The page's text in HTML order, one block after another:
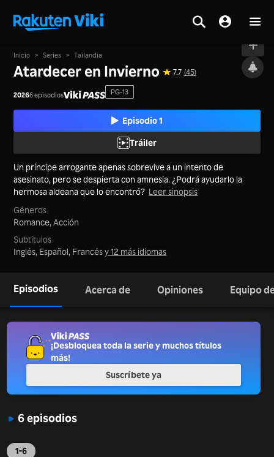
Al aire
Inicio > Series > Tailandia
Atardecer en Invierno 7.7 (45)
20266 episodios PG-13
Episodio 1
Tráiler
Un príncipe arrogante apenas sobrevive a un intento de
asesinato, pero se despierta con amnesia. ¿Podrá ayudarlo la
hermosa aldeana que lo encontró? Leer sinopsis
Géneros
Romance,Acción
Subtítulos
Inglés, Español, Francésy 12 más idiomas
Episodios Acerca de Opiniones Equipo
6 episodios
1-6
¡Desbloquea toda la serie y muchos títulos
más!
Suscríbete ya